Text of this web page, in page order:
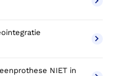
NIET in